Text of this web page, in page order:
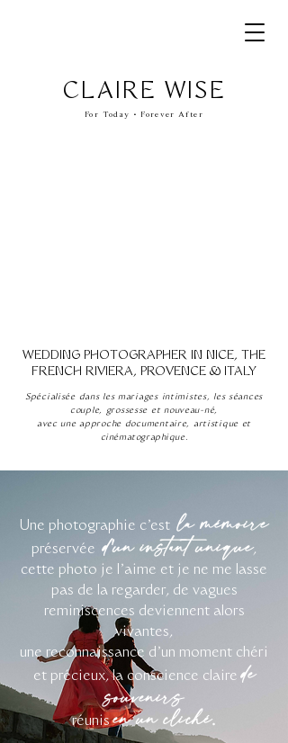
CLAIRE WISE
For Today • Forever After
WEDDING PHOTOGRAPHER IN NICE, THE
FRENCH RIVIERA, PROVENCE & ITALY
Spécialisée dans les mariages intimistes, les séances
couple, grossesse et nouveau-né,
avec une approche documentaire, artistique et
cinématographique.
Une photographie c'estla mémoire
préservéed'un instant unique,
cette photo je l'aime et je ne me lasse
pas de la regarder, de vagues
reminiscences deviennent alors
vivantes,
une reconnaissance d'un moment chéri
et précieux, la conscience clairede
souvenirs
réunisen un cliché.